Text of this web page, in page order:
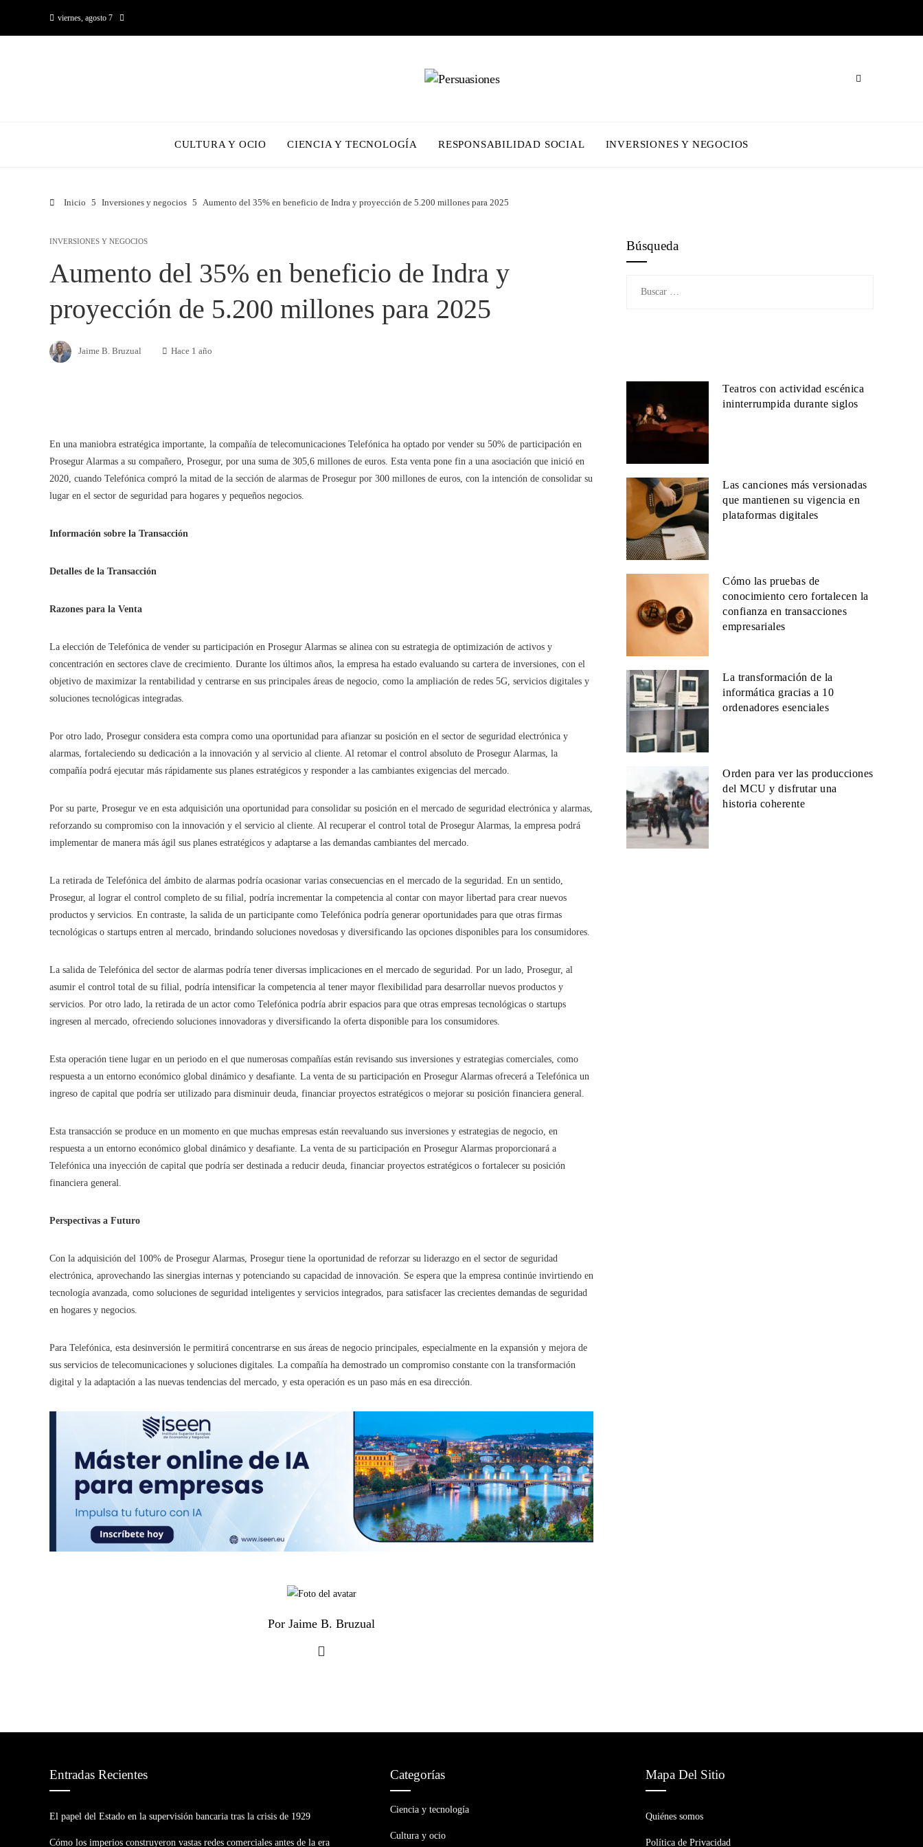
viernes, agosto 7
CULTURA Y OCIO CIENCIA Y TECNOLOGÍA RESPONSABILIDAD SOCIAL INVERSIONES Y NEGOCIOS
Inicio Inversiones y negocios Aumento del 35% en beneficio de Indra y proyección de 5.200 millones para 2025
INVERSIONES Y NEGOCIOS
Aumento del 35% en beneficio de Indra y
proyección de 5.200 millones para 2025
Jaime B. Bruzual Hace 1 año
En una maniobra estratégica importante, la compañía de telecomunicaciones Telefónica ha optado por vender su 50% de participación en
Prosegur Alarmas a su compañero, Prosegur, por una suma de 305,6 millones de euros. Esta venta pone fin a una asociación que inició en
2020, cuando Telefónica compró la mitad de la sección de alarmas de Prosegur por 300 millones de euros, con la intención de consolidar su
lugar en el sector de seguridad para hogares y pequeños negocios.
Información sobre la Transacción
Detalles de la Transacción
Razones para la Venta
La elección de Telefónica de vender su participación en Prosegur Alarmas se alinea con su estrategia de optimización de activos y
concentración en sectores clave de crecimiento. Durante los últimos años, la empresa ha estado evaluando su cartera de inversiones, con el
objetivo de maximizar la rentabilidad y centrarse en sus principales áreas de negocio, como la ampliación de redes 5G, servicios digitales y
soluciones tecnológicas integradas.
Por otro lado, Prosegur considera esta compra como una oportunidad para afianzar su posición en el sector de seguridad electrónica y
alarmas, fortaleciendo su dedicación a la innovación y al servicio al cliente. Al retomar el control absoluto de Prosegur Alarmas, la
compañía podrá ejecutar más rápidamente sus planes estratégicos y responder a las cambiantes exigencias del mercado.
Por su parte, Prosegur ve en esta adquisición una oportunidad para consolidar su posición en el mercado de seguridad electrónica y alarmas,
reforzando su compromiso con la innovación y el servicio al cliente. Al recuperar el control total de Prosegur Alarmas, la empresa podrá
implementar de manera más ágil sus planes estratégicos y adaptarse a las demandas cambiantes del mercado.
La retirada de Telefónica del ámbito de alarmas podría ocasionar varias consecuencias en el mercado de la seguridad. En un sentido,
Prosegur, al lograr el control completo de su filial, podría incrementar la competencia al contar con mayor libertad para crear nuevos
productos y servicios. En contraste, la salida de un participante como Telefónica podría generar oportunidades para que otras firmas
tecnológicas o startups entren al mercado, brindando soluciones novedosas y diversificando las opciones disponibles para los consumidores.
La salida de Telefónica del sector de alarmas podría tener diversas implicaciones en el mercado de seguridad. Por un lado, Prosegur, al
asumir el control total de su filial, podría intensificar la competencia al tener mayor flexibilidad para desarrollar nuevos productos y
servicios. Por otro lado, la retirada de un actor como Telefónica podría abrir espacios para que otras empresas tecnológicas o startups
ingresen al mercado, ofreciendo soluciones innovadoras y diversificando la oferta disponible para los consumidores.
Esta operación tiene lugar en un periodo en el que numerosas compañías están revisando sus inversiones y estrategias comerciales, como
respuesta a un entorno económico global dinámico y desafiante. La venta de su participación en Prosegur Alarmas ofrecerá a Telefónica un
ingreso de capital que podría ser utilizado para disminuir deuda, financiar proyectos estratégicos o mejorar su posición financiera general.
Esta transacción se produce en un momento en que muchas empresas están reevaluando sus inversiones y estrategias de negocio, en
respuesta a un entorno económico global dinámico y desafiante. La venta de su participación en Prosegur Alarmas proporcionará a
Telefónica una inyección de capital que podría ser destinada a reducir deuda, financiar proyectos estratégicos o fortalecer su posición
financiera general.
Perspectivas a Futuro
Con la adquisición del 100% de Prosegur Alarmas, Prosegur tiene la oportunidad de reforzar su liderazgo en el sector de seguridad
electrónica, aprovechando las sinergias internas y potenciando su capacidad de innovación. Se espera que la empresa continúe invirtiendo en
tecnología avanzada, como soluciones de seguridad inteligentes y servicios integrados, para satisfacer las crecientes demandas de seguridad
en hogares y negocios.
Para Telefónica, esta desinversión le permitirá concentrarse en sus áreas de negocio principales, especialmente en la expansión y mejora de
sus servicios de telecomunicaciones y soluciones digitales. La compañía ha demostrado un compromiso constante con la transformación
digital y la adaptación a las nuevas tendencias del mercado, y esta operación es un paso más en esa dirección.
Por Jaime B. Bruzual
Búsqueda
Teatros con actividad escénica
ininterrumpida durante siglos
Las canciones más versionadas
que mantienen su vigencia en
plataformas digitales
Cómo las pruebas de
conocimiento cero fortalecen la
confianza en transacciones
empresariales
La transformación de la
informática gracias a 10
ordenadores esenciales
Orden para ver las producciones
del MCU y disfrutar una
historia coherente
Entradas Recientes
El papel del Estado en la supervisión bancaria tras la crisis de 1929
Cómo los imperios construyeron vastas redes comerciales antes de la era
Categorías
Ciencia y tecnología
Cultura y ocio
Mapa Del Sitio
Quiénes somos
Política de Privacidad